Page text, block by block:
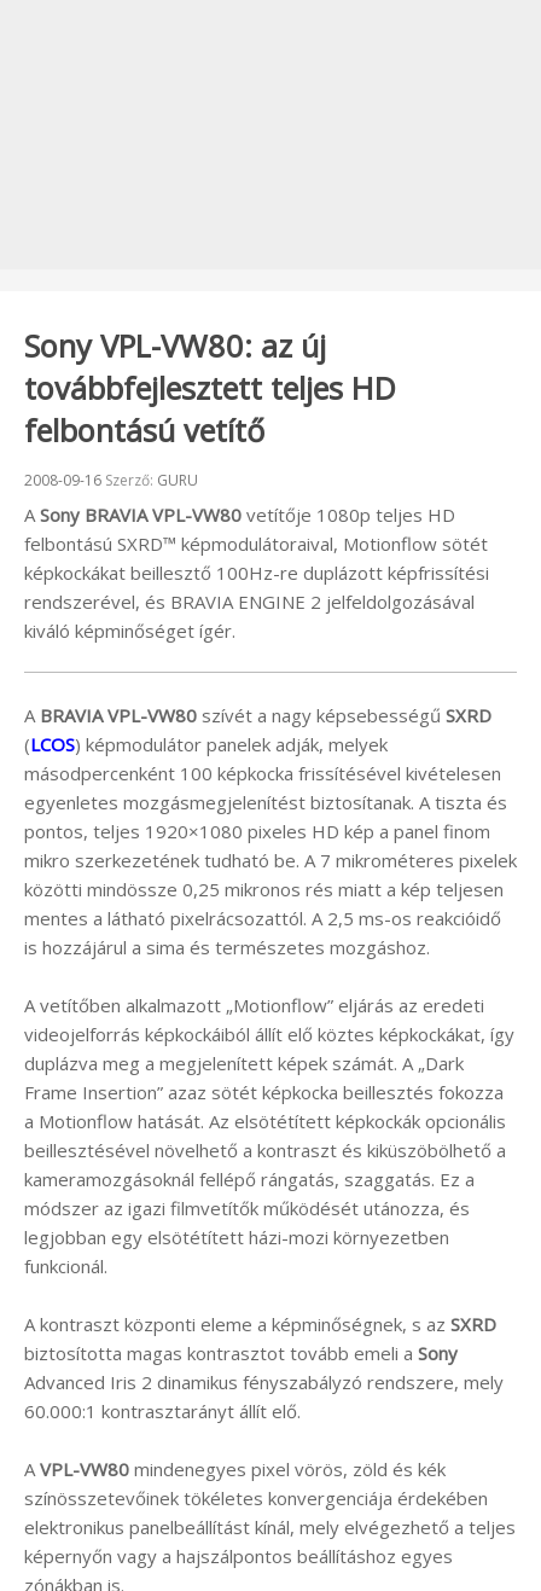
Sony VPL-VW80: az új
továbbfejlesztett teljes HD
felbontású vetítő
Beküldve:
2008-09-16 Szerző: GURU
A Sony BRAVIA VPL-VW80 vetítője 1080p teljes HD
felbontású SXRD™ képmodulátoraival, Motionflow sötét
képkockákat beillesztő 100Hz-re duplázott képfrissítési
rendszerével, és BRAVIA ENGINE 2 jelfeldolgozásával
kiváló képminőséget ígér.
A BRAVIA VPL-VW80 szívét a nagy képsebességű SXRD
(LCOS) képmodulátor panelek adják, melyek
másodpercenként 100 képkocka frissítésével kivételesen
egyenletes mozgásmegjelenítést biztosítanak. A tiszta és
pontos, teljes 1920×1080 pixeles HD kép a panel finom
mikro szerkezetének tudható be. A 7 mikrométeres pixelek
közötti mindössze 0,25 mikronos rés miatt a kép teljesen
mentes a látható pixelrácsozattól. A 2,5 ms-os reakcióidő
is hozzájárul a sima és természetes mozgáshoz.
A vetítőben alkalmazott „Motionflow” eljárás az eredeti
videojelforrás képkockáiból állít elő köztes képkockákat, így
duplázva meg a megjelenített képek számát. A „Dark
Frame Insertion” azaz sötét képkocka beillesztés fokozza
a Motionflow hatását. Az elsötétített képkockák opcionális
beillesztésével növelhető a kontraszt és kiküszöbölhető a
kameramozgásoknál fellépő rángatás, szaggatás. Ez a
módszer az igazi filmvetítők működését utánozza, és
legjobban egy elsötétített házi-mozi környezetben
funkcionál.
A kontraszt központi eleme a képminőségnek, s az SXRD
biztosította magas kontrasztot tovább emeli a Sony
Advanced Iris 2 dinamikus fényszabályzó rendszere, mely
60.000:1 kontrasztarányt állít elő.
A VPL-VW80 mindenegyes pixel vörös, zöld és kék
színösszetevőinek tökéletes konvergenciája érdekében
elektronikus panelbeállítást kínál, mely elvégezhető a teljes
képernyőn vagy a hajszálpontos beállításhoz egyes
zónákban is.